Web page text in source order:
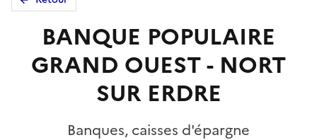
BANQUE POPULAIRE
GRAND OUEST - NORT
SUR ERDRE
Banques, caisses d'épargne